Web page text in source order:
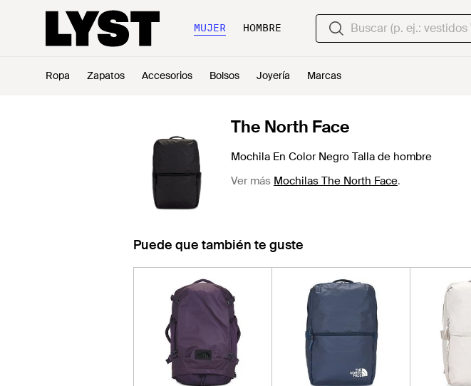
MUJER HOMBRE
Ropa Zapatos Accesorios Bolsos Joyería Marcas
The North Face
Mochila En Color Negro Talla de hombre
Ver más Mochilas The North Face.
Puede que también te guste